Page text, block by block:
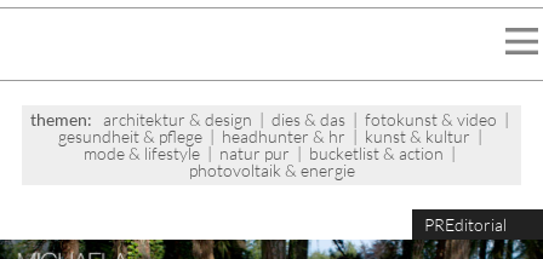
themen: architektur & design | dies & das | fotokunst & video |
gesundheit & pflege| headhunter & hr | kunst & kultur |
mode & lifestyle | natur pur | bucketlist & action |
photovoltaik & energie
PREditorial